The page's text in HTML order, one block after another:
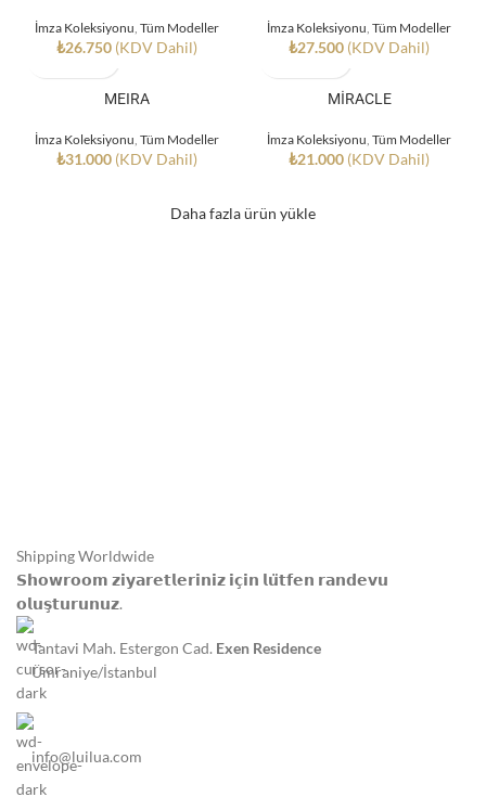
İmza Koleksiyonu, Tüm Modeller
₺26.750 (KDV Dahil)
İmza Koleksiyonu, Tüm Modeller
₺27.500 (KDV Dahil)
MEIRA
İmza Koleksiyonu, Tüm Modeller
₺31.000 (KDV Dahil)
MİRACLE
İmza Koleksiyonu, Tüm Modeller
₺21.000 (KDV Dahil)
Daha fazla ürün yükle
Shipping Worldwide
𝗦𝗵𝗼𝘄𝗿𝗼𝗼𝗺 𝘇𝗶𝘆𝗮𝗿𝗲𝘁𝗹𝗲𝗿𝗶𝗻𝗶𝘇 𝗶𝗰̧𝗶𝗻 𝗹𝘂̈𝘁𝗳𝗲𝗻 𝗿𝗮𝗻𝗱𝗲𝘃𝘂
𝗼𝗹𝘂𝘀̧𝘁𝘂𝗿𝘂𝗻𝘂𝘇.
Tantavi Mah. Estergon Cad. Exen Residence
Ümraniye/İstanbul
info@luilua.com